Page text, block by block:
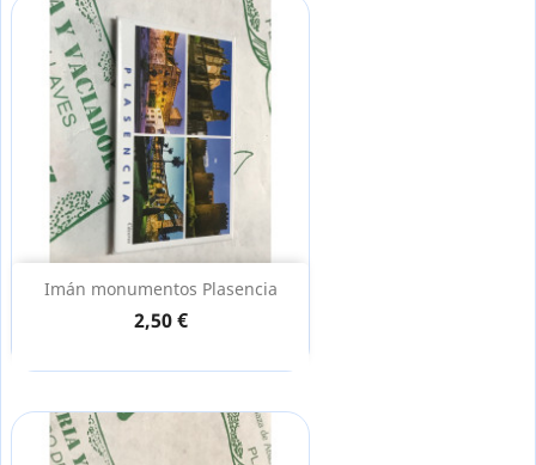
Imán monumentos Plasencia
2,50 €